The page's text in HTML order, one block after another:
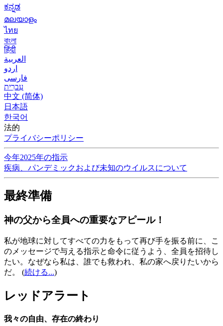
ಕನ್ನಡ
മലയാളം
ไทย
বাংলা
हिंदी
العربية
اردو
فارسی
עִברִית
中文 (简体)
日本語
한국어
法的
プライバシーポリシー
今年2025年の指示
疾病、パンデミックおよび未知のウイルスについて
最終準備
神の父から全員への重要なアピール！
私が地球に対してすべての力をもって再び手を振る前に、こ
のメッセージで与える指示と命令に従うよう、全員を招待し
たい。なぜなら私は、誰でも救われ、私の家へ戻りたいから
だ。
(続ける...)
レッドアラート
我々の自由、存在の終わり